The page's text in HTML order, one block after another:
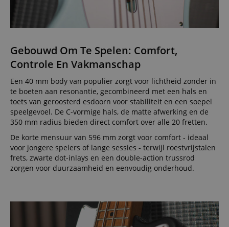
Gebouwd Om Te Spelen: Comfort,
Controle En Vakmanschap
Een 40 mm body van populier zorgt voor lichtheid zonder in
te boeten aan resonantie, gecombineerd met een hals en
toets van geroosterd esdoorn voor stabiliteit en een soepel
speelgevoel. De C-vormige hals, de matte afwerking en de
350 mm radius bieden direct comfort over alle 20 fretten.
De korte mensuur van 596 mm zorgt voor comfort - ideaal
voor jongere spelers of lange sessies - terwijl roestvrijstalen
frets, zwarte dot-inlays en een double-action trussrod
zorgen voor duurzaamheid en eenvoudig onderhoud.